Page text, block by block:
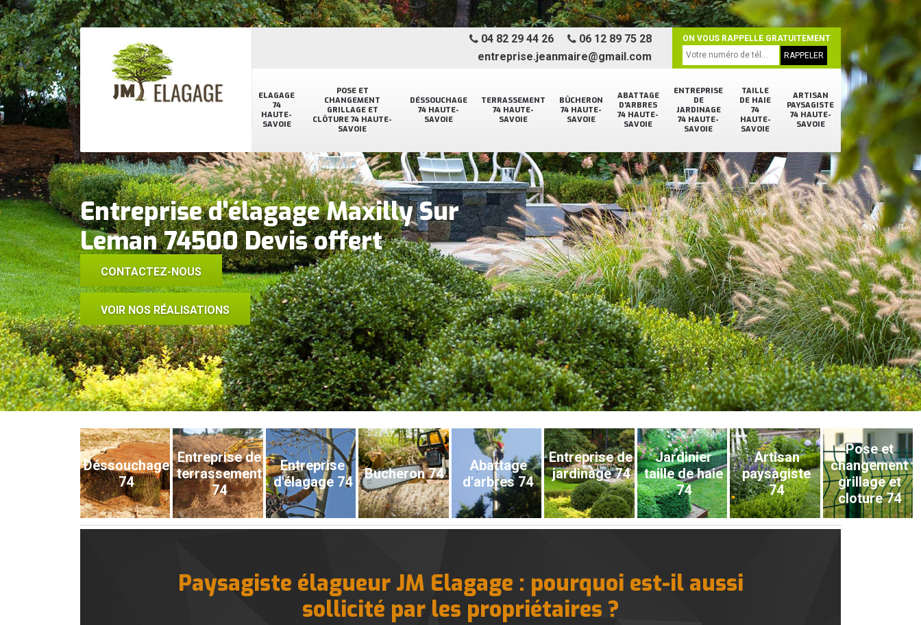
ELAGAGE
74
HAUTE-
SAVOIE
POSE ET
CHANGEMENT
GRILLAGE ET
CLÔTURE 74 HAUTE-
SAVOIE
DÉSSOUCHAGE
74 HAUTE-
SAVOIE
TERRASSEMENT
74 HAUTE-
SAVOIE
BÛCHERON
74 HAUTE-
SAVOIE
ABATTAGE
D'ARBRES
74 HAUTE-
SAVOIE
ENTREPRISE
DE
JARDINAGE
74 HAUTE-
SAVOIE
TAILLE
DE HAIE
74
HAUTE-
SAVOIE
ARTISAN
PAYSAGISTE
74 HAUTE-
SAVOIE
04 82 29 44 26
06 12 89 75 28
entreprise.jeanmaire@gmail.com
ON VOUS RAPPELLE GRATUITEMENT
Entreprise d'élagage Maxilly Sur
Leman 74500 Devis offert
CONTACTEZ-NOUS
VOIR NOS RÉALISATIONS
Déssouchage
74
Entreprise de
terrassement
74
Entreprise
d'élagage 74
Bucheron 74
Abattage
d'arbres 74
Entreprise de
jardinage 74
Jardinier
taille de haie
74
Artisan
paysagiste
74
Pose et
changement
grillage et
cloture 74
Paysagiste élagueur JM Elagage : pourquoi est-il aussi
sollicité par les propriétaires ?